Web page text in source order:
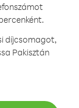
díjcsomagot,
Pakisztán